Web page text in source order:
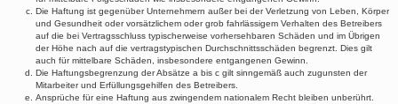
Die Haftung ist gegenüber Unternehmern außer bei der Verletzung von Leben, Körper
und Gesundheit oder vorsätzlichem oder grob fahrlässigem Verhalten des Betreibers
auf die bei Vertragsschluss typischerweise vorhersehbaren Schäden und im Übrigen
der Höhe nach auf die vertragstypischen Durchschnittsschäden begrenzt. Dies gilt
auch für mittelbare Schäden, insbesondere entgangenen Gewinn.
Die Haftungsbegrenzung der Absätze a bis c gilt sinngemäß auch zugunsten der
Mitarbeiter und Erfüllungsgehilfen des Betreibers.
Ansprüche für eine Haftung aus zwingendem nationalem Recht bleiben unberührt.